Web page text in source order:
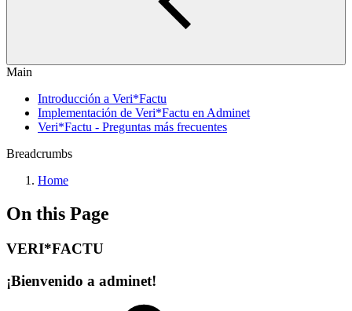
Main
Introducción a Veri*Factu
Implementación de Veri*Factu en Adminet
Veri*Factu - Preguntas más frecuentes
Breadcrumbs
Home
On this Page
VERI*FACTU
¡Bienvenido a adminet!